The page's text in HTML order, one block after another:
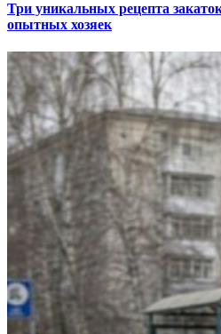
Три уникальных рецепта
опытных хозяек